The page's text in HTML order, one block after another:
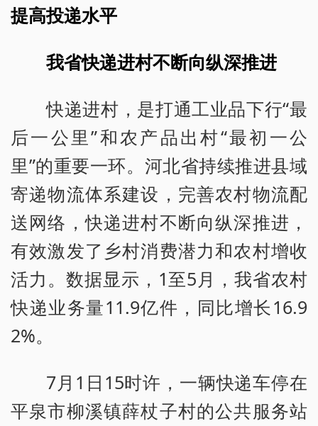
提高投递水平
我省快递进村不断向纵深推进
快递进村，是打通工业品下行“最
后一公里”和农产品出村“最初一公
里”的重要一环。河北省持续推进县域
寄递物流体系建设，完善农村物流配
送网络，快递进村不断向纵深推进，
有效激发了乡村消费潜力和农村增收
活力。数据显示，1至5月，我省农村
快递业务量11.9亿件，同比增长16.9
2%。
7月1日15时许，一辆快递车停在
平泉市柳溪镇薛杖子村的公共服务站